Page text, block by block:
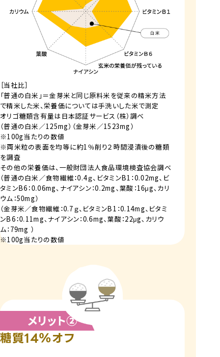
［当社比］
「普通の白米」＝金芽米と同じ原料米を従来の精米方法
で精米した米、栄養価については手洗いした米で測定
オリゴ糖類含有量は日本認証サービス（株）調べ
（普通の白米／125mg）（金芽米／1523mg）
※100g当たりの数値
※両米粒の表面を均等に約1％削り２時間浸漬後の糖類
を調査
その他の栄養価は、一般財団法人食品環境検査協会調べ
（普通の白米／食物繊維：0.4ｇ、ビタミンB1：0.02mg、ビ
タミンB6：0.06mg、ナイアシン：0.2mg、葉酸：16μg、カリ
ウム：50mg）
（金芽米／食物繊維：0.7ｇ、ビタミンB1：0.14mg、ビタミ
ンB6：0.11mg、ナイアシン：0.6mg、葉酸：22μg、カリウ
ム：79mg ）
※100g当たりの数値
糖質14％オフ